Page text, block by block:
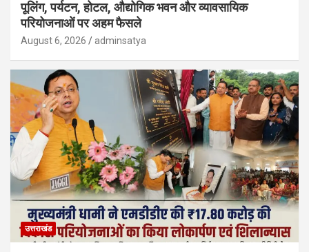
पूलिंग, पर्यटन, होटल, औद्योगिक भवन और व्यावसायिक
परियोजनाओं पर अहम फैसले
August 6, 2026 adminsatya
उत्तराखंड